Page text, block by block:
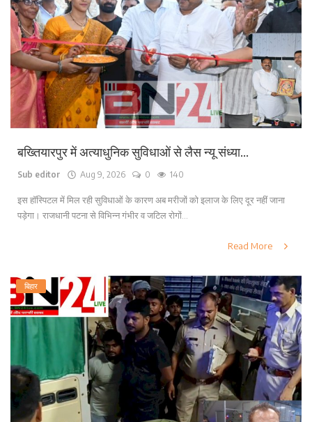
बख्तियारपुर में अत्याधुनिक सुविधाओं से लैस न्यू संध्या...
Sub editor Aug 9, 2026 0 140
इस हॉस्पिटल में मिल रही सुविधाओं के कारण अब मरीजों को इलाज के लिए दूर नहीं जाना
पड़ेगा। राजधानी पटना से विभिन्न गंभीर व जटिल रोगों...
Read More
बिहार